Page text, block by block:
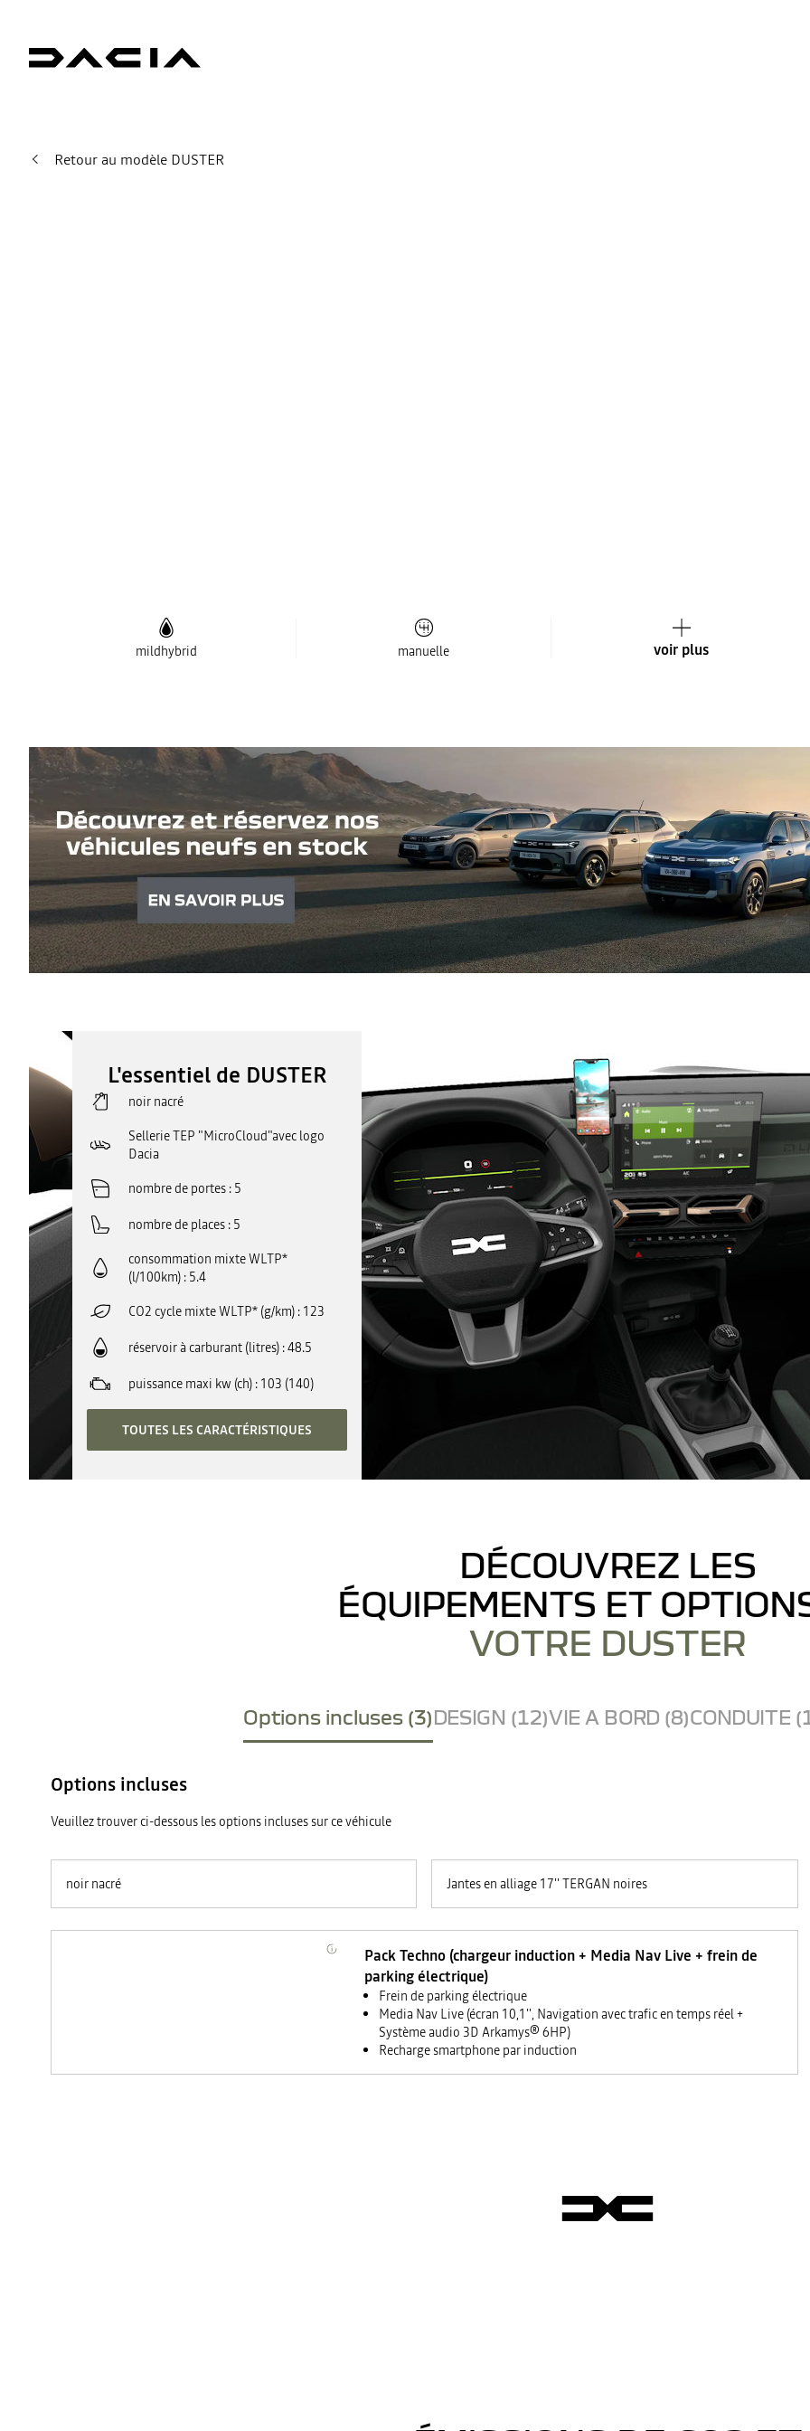
Retour au modèle DUSTER
mildhybrid manuelle voir plus
L'essentiel de DUSTER
noir nacré
Sellerie TEP "MicroCloud"avec logo
Dacia
nombre de portes 5
nombre de places 5
consommation mixte WLTP*
(l/100km) 5.4
CO2 cycle mixte WLTP* (g/km) 123
réservoir à carburant (litres) 48.5
puissance maxi kw (ch) 103 (140)
TOUTES LES CARACTÉRISTIQUES
DÉCOUVREZ LES
ÉQUIPEMENTS ET
VOTRE DUSTER
Options incluses (3)DESIGN (12)VIE A BORD (8)CONDUITE
Options incluses
Veuillez trouver ci-dessous les options incluses sur ce véhicule
noir nacré Jantes en alliage 17'' TERGAN noires
Pack Techno (chargeur induction + Media Nav Live + frein de
parking électrique)
Frein de parking électrique
Media Nav Live (écran 10,1'', Navigation avec trafic en temps réel +
Système audio 3D Arkamys® 6HP)
Recharge smartphone par induction